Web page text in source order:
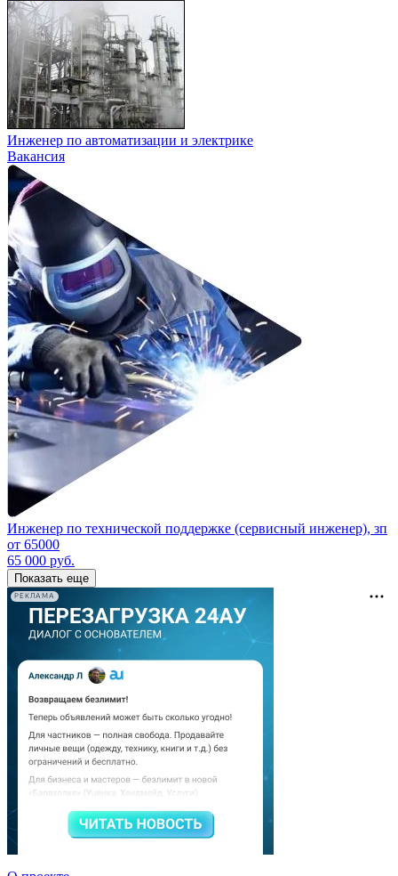
Инженер по автоматизации и электрике
Вакансия
Инженер по технической поддержке (сервисный инженер), зп
от 65000
65 000 руб.
Показать еще
РЕКЛАМА